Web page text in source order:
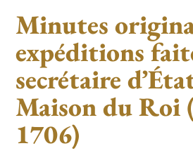
Minutes
expéditions
secrétaire
Maison du Roi
1706)